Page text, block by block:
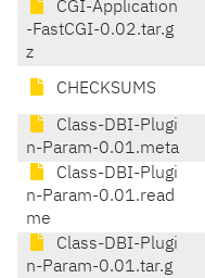
CGI-Application
-FastCGI-0.02.tar.g
z
CHECKSUMS
Class-DBI-Plugi
n-Param-0.01.meta
Class-DBI-Plugi
n-Param-0.01.read
me
Class-DBI-Plugi
n-Param-0.01.tar.g